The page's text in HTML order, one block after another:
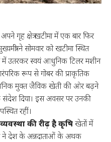
गृह क्षेत्र खटीमा में एक बार फिर
ने सोमवार को खटीमा स्थित
में उतरकर स्वयं आधुनिक टिलर मशीन
रूप से गोबर की प्राकृतिक
मुक्त जैविक खेती की ओर बढ़ने
संदेश दिया। इस अवसर पर उनकी
रहीं।
की रीढ़ है कृषिखेतों में
ने देश के अन्नदाताओं के अथक